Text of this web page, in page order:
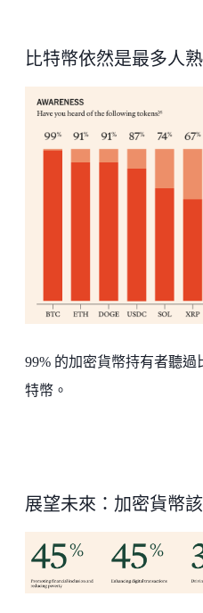
比特幣依然是最多人
99% 的加密貨幣持有者聽
特幣。
展望未來：加密貨幣